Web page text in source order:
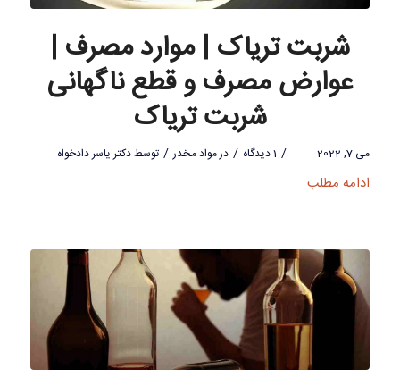
شربت تریاک | موارد مصرف |
عوارض مصرف و قطع ناگهانی
شربت تریاک
می 7, 2022 / 1 دیدگاه / درمواد مخدر / توسطدکتر یاسر دادخواه
ادامه مطلب